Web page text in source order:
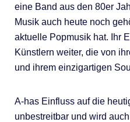
eine Band aus den 80er
Musik auch heute noch
aktuelle Popmusik hat. Ihr
Künstlern weiter, die von
und ihrem einzigartigen
A-has Einfluss auf die
unbestreitbar und wird